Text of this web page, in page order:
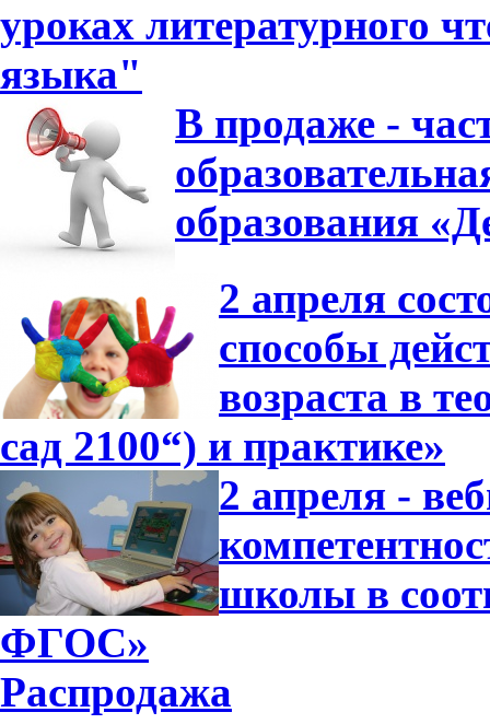
уроках литературного
языка"
В продаже -
образования
2 апреля
способы
возраста в
сад 2100“) и практике»
2 апреля -
школы в
ФГОС»
Распродажа